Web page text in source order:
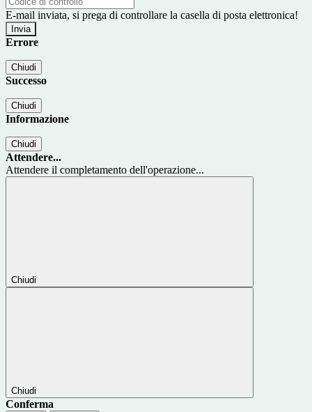
E-mail inviata, si prega di controllare la casella di posta elettronica!
Errore
Chiudi
Successo
Chiudi
Informazione
Chiudi
Attendere...
Attendere il completamento dell'operazione...
Chiudi
Chiudi
Conferma